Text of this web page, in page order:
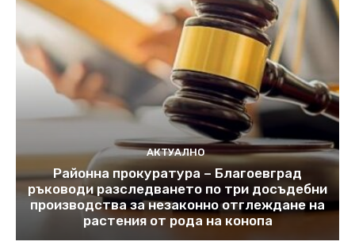
АКТУАЛНО
Районна прокуратура – Благоевград
ръководи разследването по три досъдебни
производства за незаконно отглеждане на
растения от рода на конопа